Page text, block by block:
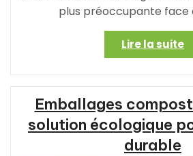
plus préoccupante face
Lire la suite«
Emballages
solution écologique
durable